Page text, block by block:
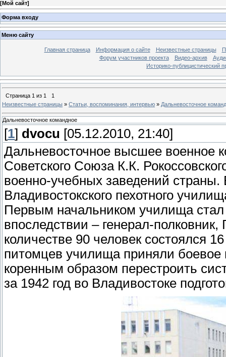
[Мой сайт]
Форма входу
Меню сайту
Главная страница Информация о сайте Неизвестные страницы
Форум участников проекта
Видео-архив
Историко-публицистический
Страница 1 из 1
1
Неизвестные страницы » Статьи, воспоминания, интервью » Дальневосточное
Дальневосточное командное
[1] dvocu [05.12.2010, 21:40]
Дальневосточное высшее
Советского Союза К.К.
военно-учебных заведений страны.
Владивостокского пехотного
Первым начальником училища
впоследствии – генерал-
количестве 90 человек состоялся
питомцев училища приняли
коренным образом перестроить
за 1942 год во Владивостоке